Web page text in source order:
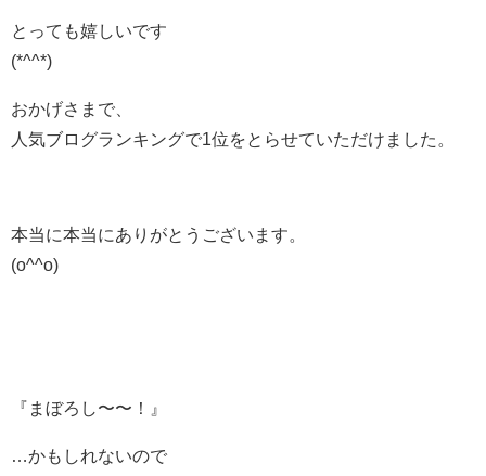
とっても嬉しいです
(*^^*)
おかげさまで、
人気ブログランキングで1位をとらせていただけました。
本当に本当にありがとうございます。
(o^^o)
『まぼろし〜〜！』
…かもしれないので